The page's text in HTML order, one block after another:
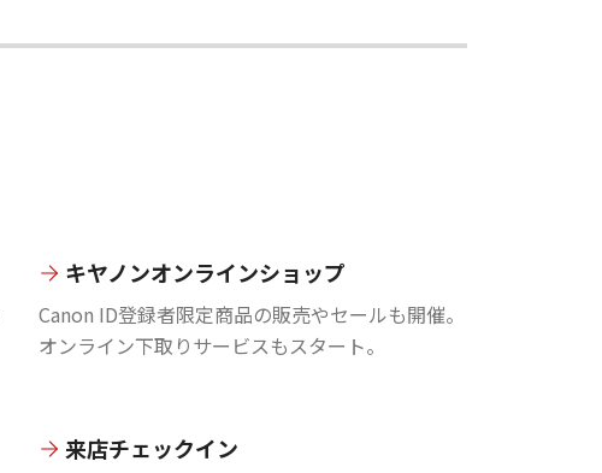
キヤノンオンラインショップ
Canon ID登録者限定商品の販売やセールも開催。
オンライン下取りサービスもスタート。
来店チェックイン